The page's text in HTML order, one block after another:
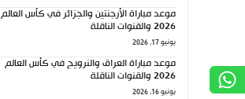
موعد مباراة الأرجنتين والجزائر في كأس العالم
2026 والقنوات الناقلة
يونيو 17, 2026
موعد مباراة العراق والنرويج في كأس العالم
2026 والقنوات الناقلة
يونيو 16, 2026